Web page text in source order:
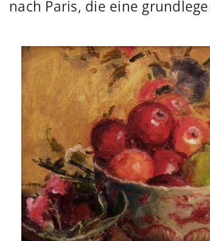
nach Paris, die eine